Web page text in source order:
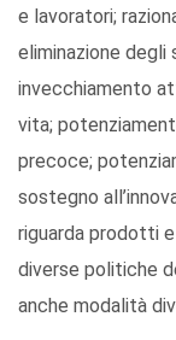
e lavoratori;
eliminazione degli
invecchiamento
vita;
precoce;
sostegno
riguarda prodotti
diverse politiche
anche modalità